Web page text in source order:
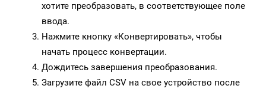
хотите преобразовать, в соответствующее поле
ввода.
Нажмите кнопку «Конвертировать», чтобы
начать процесс конвертации.
Дождитесь завершения преобразования.
Загрузите файл CSV на свое устройство после